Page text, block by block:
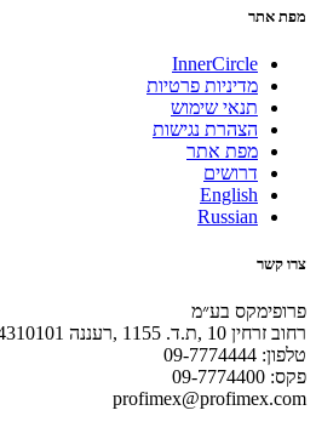
מפת אתר
InnerCircle
מדיניות פרטיות
תנאי שימוש
הצהרת נגישות
מפת אתר
דרושים
English
Russian
צרו קשר
פרופימקס בע״מ
רחוב זרחין 10 ,ת.ד. 1155 ,רעננה 4310101
טלפון: 09-7774444
פקס: 09-7774400
profimex@profimex.com